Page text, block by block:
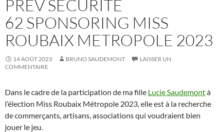
PREV SECURITE
62 SPONSORING MISS
ROUBAIX METROPOLE 2023
14 AOÛT 2023 BRUNO SAUDEMONT
LAISSER UN
COMMENTAIRE
Dans le cadre de la participation de ma fille Lucie Saudemontà
l’élection Miss Roubaix Métropole 2023, elle est à la recherche
de commerçants, artisans, associations qui voudraient bien
jouer le jeu.